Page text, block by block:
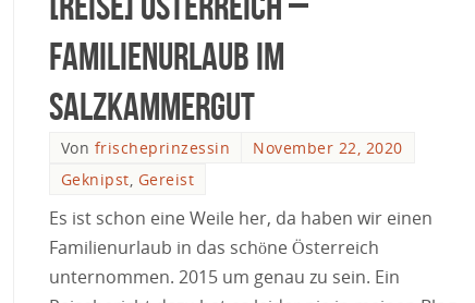
Familienurlaub im
Salzkammergut
Von frischeprinzessin
November 22, 2020
Geknipst Gereist
Es ist schon eine Weile her, da haben wir einen
Familienurlaub in das schöne Österreich
unternommen. 2015 um genau zu sein. Ein